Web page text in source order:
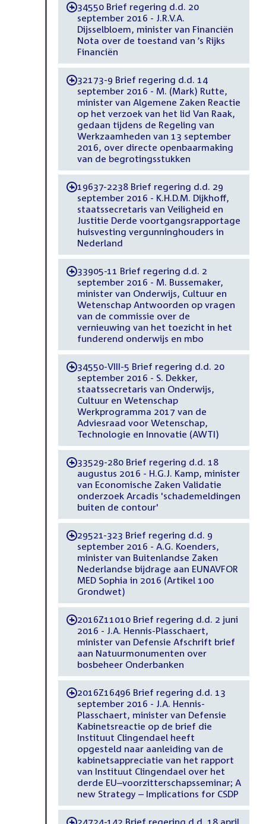
-34550 Brief regering d.d. 20
september 2016 - J.R.V.A.
Dijsselbloem, minister van Financiën
Nota over de toestand van ’s Rijks
Financiën
-32173-9 Brief regering d.d. 14
september 2016 - M. (Mark) Rutte,
minister van Algemene Zaken Reactie
op het verzoek van het lid Van Raak,
gedaan tijdens de Regeling van
Werkzaamheden van 13 september
2016, over directe openbaarmaking
van de begrotingsstukken
-19637-2238 Brief regering d.d. 29
september 2016 - K.H.D.M. Dijkhoff,
staatssecretaris van Veiligheid en
Justitie Derde voortgangsrapportage
huisvesting vergunninghouders in
Nederland
-33905-11 Brief regering d.d. 2
september 2016 - M. Bussemaker,
minister van Onderwijs, Cultuur en
Wetenschap Antwoorden op vragen
van de commissie over de
vernieuwing van het toezicht in het
funderend onderwijs en mbo
-34550-VIII-5 Brief regering d.d. 20
september 2016 - S. Dekker,
staatssecretaris van Onderwijs,
Cultuur en Wetenschap
Werkprogramma 2017 van de
Adviesraad voor Wetenschap,
Technologie en Innovatie (AWTI)
-33529-280 Brief regering d.d. 18
augustus 2016 - H.G.J. Kamp, minister
van Economische Zaken Validatie
onderzoek Arcadis 'schademeldingen
buiten de contour'
-29521-323 Brief regering d.d. 9
september 2016 - A.G. Koenders,
minister van Buitenlandse Zaken
Nederlandse bijdrage aan EUNAVFOR
MED Sophia in 2016 (Artikel 100
Grondwet)
-2016Z11010 Brief regering d.d. 2 juni
2016 - J.A. Hennis-Plasschaert,
minister van Defensie Afschrift brief
aan Natuurmonumenten over
bosbeheer Onderbanken
-2016Z16496 Brief regering d.d. 13
september 2016 - J.A. Hennis-
Plasschaert, minister van Defensie
Kabinetsreactie op de brief die
Instituut Clingendael heeft
opgesteld naar aanleiding van de
kabinetsappreciatie van het rapport
van Instituut Clingendael over het
derde EU–voorzitterschapsseminar; A
new Strategy – Implications for CSDP
24724-142 Brief regering d.d. 18 april